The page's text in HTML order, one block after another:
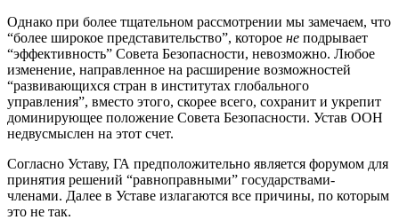
Однако при более тщательном рассмотрении мы замечаем, что
“более широкое представительство”, которое не подрывает
“эффективность” Совета Безопасности, невозможно. Любое
изменение, направленное на расширение возможностей
“развивающихся стран в институтах глобального
управления”, вместо этого, скорее всего, сохранит и укрепит
доминирующее положение Совета Безопасности. Устав ООН
недвусмыслен на этот счет.
Согласно Уставу, ГА предположительно является форумом для
принятия решений “равноправными” государствами-
членами. Далее в Уставе излагаются все причины, по которым
это не так.